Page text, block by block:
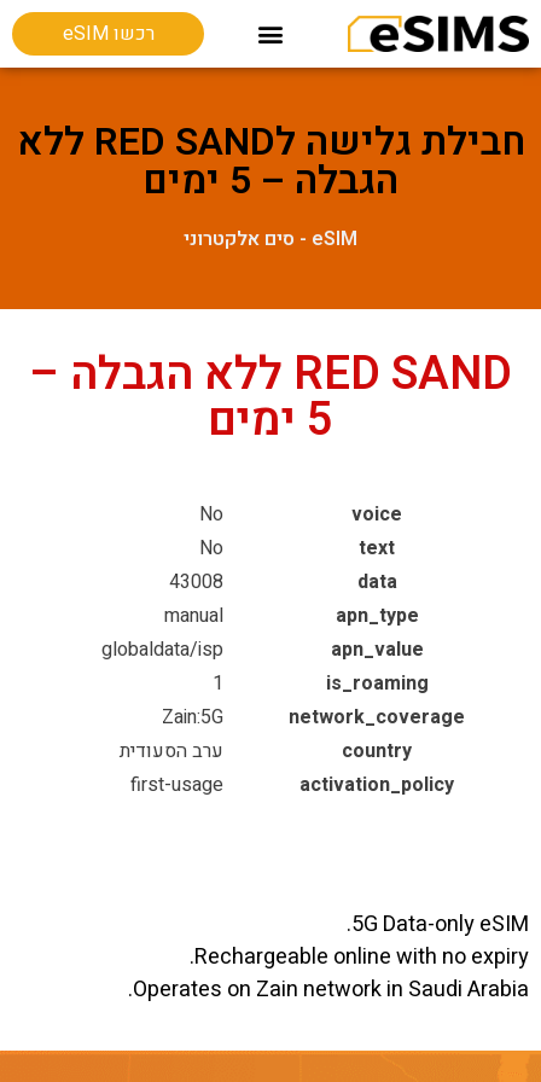
רכשו eSIM
חבילת גלישה לRED SAND ללא
הגבלה – 5 ימים
eSIM - סים אלקטרוני
RED SAND ללא הגבלה –
5 ימים
voice
No
text
No
data
43008
apn_type
manual
apn_value
globaldata/isp
is_roaming
1
network_coverage
Zain:5G
country
ערב הסעודית
activation_policy
first-usage
5G Data-only eSIM.
Rechargeable online with no expiry.
Operates on Zain network in Saudi Arabia.